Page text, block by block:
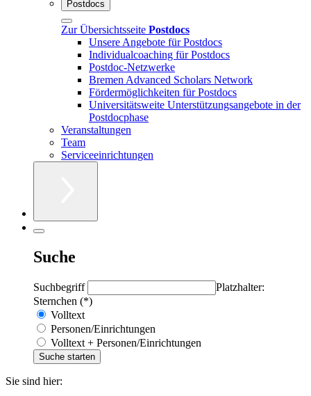
Postdocs
Zur Übersichtsseite Postdocs
Unsere Angebote für Postdocs
Individualcoaching für Postdocs
Postdoc-Netzwerke
Bremen Advanced Scholars Network
Fördermöglichkeiten für Postdocs
Universitätsweite Unterstützungsangebote in der
Postdocphase
Veranstaltungen
Team
Serviceeinrichtungen
Suche
Suchbegriff
Platzhalter:
Sternchen (*)
Volltext
Personen/Einrichtungen
Volltext + Personen/Einrichtungen
Sie sind hier: